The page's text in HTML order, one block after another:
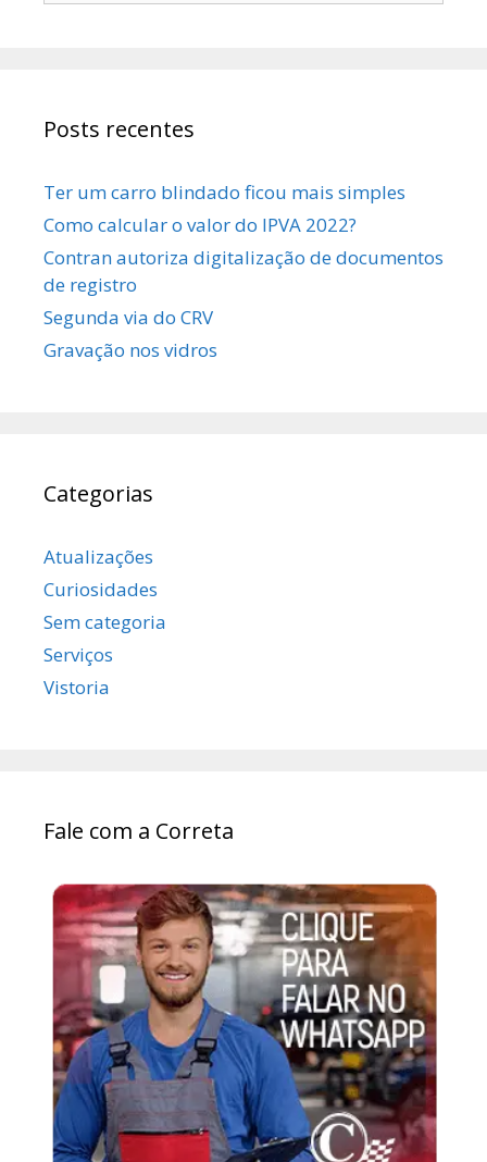
Posts recentes
Ter um carro blindado ficou mais simples
Como calcular o valor do IPVA 2022?
Contran autoriza digitalização de documentos
de registro
Segunda via do CRV
Gravação nos vidros
Categorias
Atualizações
Curiosidades
Sem categoria
Serviços
Vistoria
Fale com a Correta